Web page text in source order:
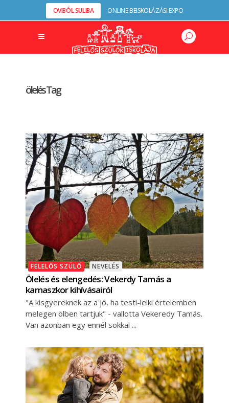
OVIBÓL SULIBA ONLINE BEISKOLÁZÁSI EXPO
ölelés Tag
FELELŐS SZÜLŐ NEVELÉS
Ölelés és elengedés: Vekerdy Tamás a
kamaszkor kihívásairól
"A kisgyereknek az a jó, ha testi-lelki értelemben
melegen ölben tartjuk" - vallotta Vekeredy Tamás.
Van azonban egy ennél sokkal